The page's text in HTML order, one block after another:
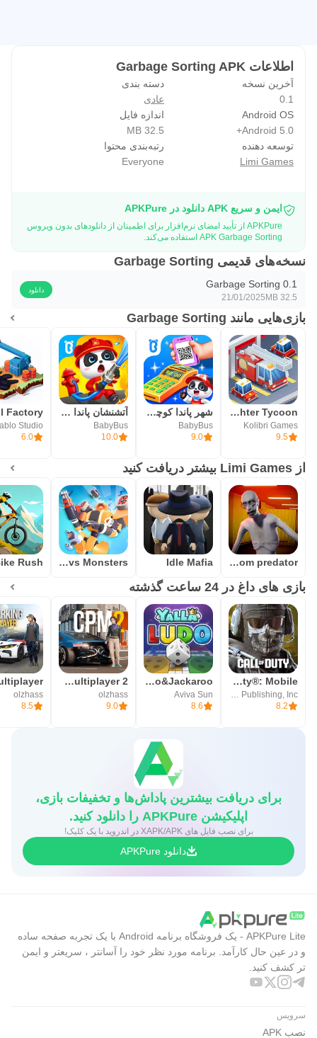
اطلاعات Garbage Sorting APK
آخرین نسخه
0.1
دسته بندی
عادی
Android OS
Android 5.0+
اندازه فایل
32.5 MB
توسعه دهنده
Limi Games
رتبه‌بندی محتوا
Everyone
ایمن و سریع APK دانلود در APKPure
APKPure از تأیید امضای نرم‌افزار برای اطمینان از دانلودهای بدون ویروس
APK Garbage Sorting استفاده می‌کند.
نسخه‌های قدیمی Garbage Sorting
Garbage Sorting 0.1
32.5 MB
21/01/2025
دانلود
بازی‌هایی مانند Garbage Sorting
Idle Firefighter Tycoon
Kolibri Games
9.5
شهر پاندا کوچولو: سوپرمارکت
BabyBus
9.0
آتشنشان پاندا کوچولو
BabyBus
10.0
Studio
6.0
از Limi Games بیشتر دریافت کنید
Backroom predator
Idle Mafia
Mech vs Monsters
Rush
بازی های داغ در 24 ساعت گذشته
Call of Duty®: Mobile
Activision Publishing, Inc.
8.2
Yalla Ludo - Ludo&Jackaroo
Aviva Sun
8.6
Car Parking Multiplayer 2
olzhass
9.0
olzhass
8.5
برای دریافت بیشترین پاداش‌ها و تخفیفات بازی،
اپلیکیشن APKPure را دانلود کنید.
برای نصب فایل های XAPK/APK در اندروید با یک کلیک!
دانلود APKPure
APKPure Lite - یک فروشگاه برنامه Android با یک تجربه صفحه ساده
و در عین حال کارآمد. برنامه مورد نظر خود را آسانتر ، سریعتر و ایمن
تر کشف کنید.
سرویس
نصب APK